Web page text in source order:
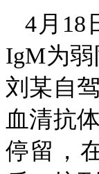
4月18
IgM为
刘某自
血清抗
停留，